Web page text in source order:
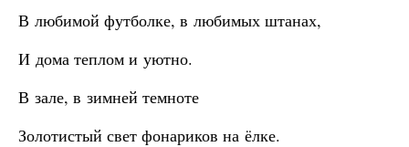
В любимой футболке, в любимых штанах,
И дома теплом и уютно.
В зале, в зимней темноте
Золотистый свет фонариков на ёлке.